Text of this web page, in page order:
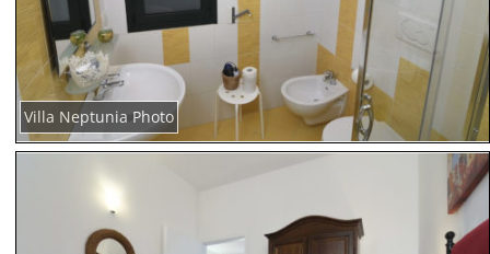
Villa Neptunia Photo